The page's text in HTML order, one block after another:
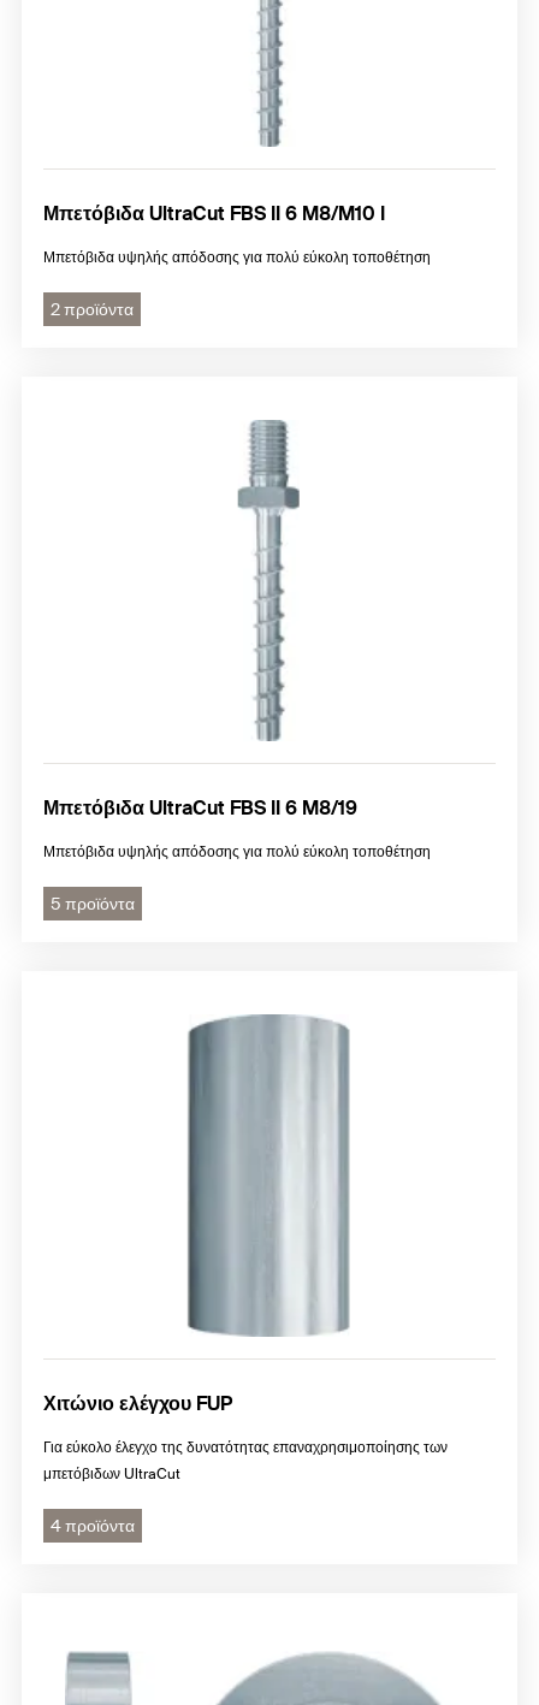
Μπετόβιδα UltraCut FBS II 6 M8/M10 I
Μπετόβιδα υψηλής απόδοσης για πολύ εύκολη τοποθέτηση
2 προϊόντα
Μπετόβιδα UltraCut FBS II 6 M8/19
Μπετόβιδα υψηλής απόδοσης για πολύ εύκολη τοποθέτηση
5 προϊόντα
Χιτώνιο ελέγχου FUP
Για εύκολο έλεγχο της δυνατότητας επαναχρησιμοποίησης των
μπετόβιδων UltraCut
4 προϊόντα